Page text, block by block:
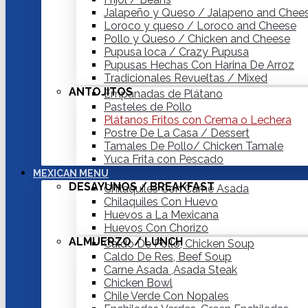
Jalapeño y Queso / Jalapeno and
Loroco y queso / Loroco and Cheese
Pollo y Queso / Chicken and Cheese
Pupusa loca / Crazy Pupusa
Pupusas Hechas Con Harina De Arroz
Tradicionales Revueltas / Mixed
ANTOJITOSEmpanadas de Plátano
Pasteles de Pollo
Plátanos Fritos con Crema o Lechera
Postre De La Casa / Dessert
Tamales De Pollo/ Chicken Tamale
Yuca Frita con Pescado
MEXICAN MENU
DESAYUNOS / BREAKFAST
Chilaquiles Con Carne Asada
Chilaquiles Con Huevo
Huevos a La Mexicana
Huevos Con Chorizo
ALMUERZO / LUNCH
Caldo De Pollo, Chicken Soup
Caldo De Res, Beef Soup
Carne Asada ,Asada Steak
Chicken Bowl
Chile Verde Con Nopales